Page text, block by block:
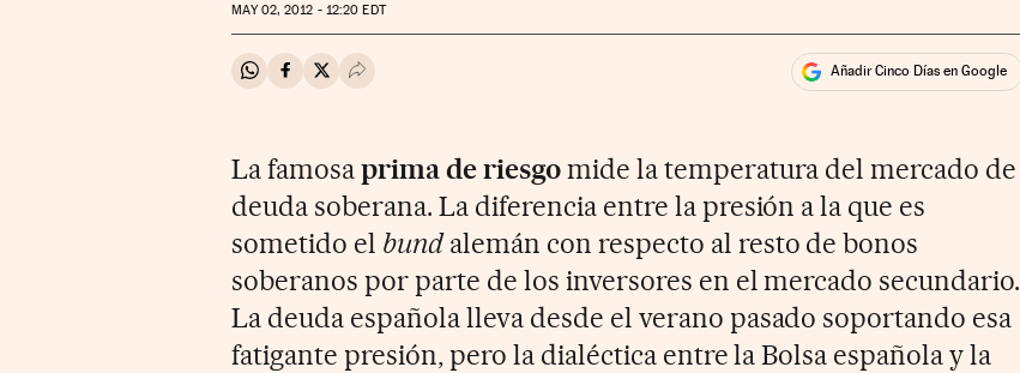
MAY02, 2012 - 12:20 EDT
Compartir en Whatsapp
Compartir en Facebook
Compartir en Twitter
Desplegar Redes Sociales Añadir Cinco Días en Google
La famosaprima de riesgomide la temperatura del mercado de
deuda soberana. La diferencia entre la presión a la que es
sometido el bundalemán con respecto al resto de bonos
soberanos por parte de los inversores en el mercado secundario.
La deuda española lleva desde el verano pasado soportando esa
fatigante presión, pero la dialéctica entre la Bolsa española y la